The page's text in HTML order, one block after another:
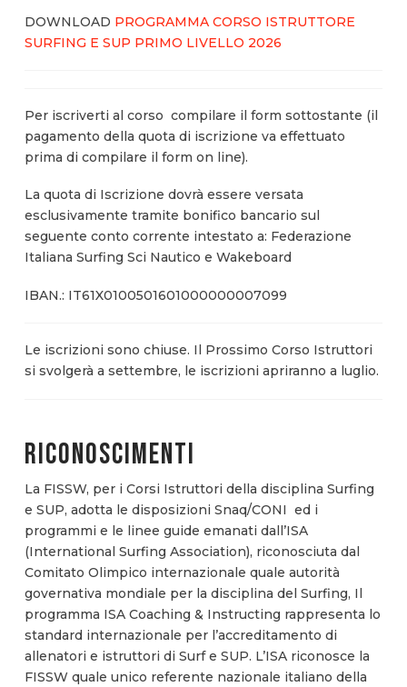
DOWNLOAD PROGRAMMA CORSO ISTRUTTORE
SURFING E SUP PRIMO LIVELLO 2026
Per iscriverti al corso compilare il form sottostante (il
pagamento della quota di iscrizione va effettuato
prima di compilare il form on line).
La quota di Iscrizione dovrà essere versata
esclusivamente tramite bonifico bancario sul
seguente conto corrente intestato a: Federazione
Italiana Surfing Sci Nautico e Wakeboard
IBAN.: IT61X0100501601000000007099
Le iscrizioni sono chiuse. Il Prossimo Corso Istruttori
si svolgerà a settembre, le iscrizioni apriranno a luglio.
RICONOSCIMENTI
La FISSW, per i Corsi Istruttori della disciplina Surfing
e SUP, adotta le disposizioni Snaq/CONI ed i
programmi e le linee guide emanati dall’ISA
(International Surfing Association), riconosciuta dal
Comitato Olimpico internazionale quale autorità
governativa mondiale per la disciplina del Surfing, Il
programma ISA Coaching & Instructing rappresenta lo
standard internazionale per l’accreditamento di
allenatori e istruttori di Surf e SUP. L’ISA riconosce la
FISSW quale unico referente nazionale italiano della